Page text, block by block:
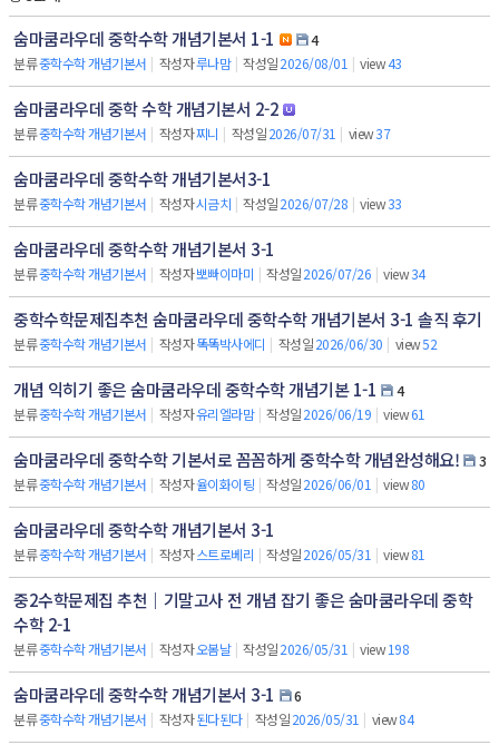
숨마쿰라우데 중학수학 개념기본서 1-1
4
분류중학수학 개념기본서 | 작성자루나맘 | 작성일2026/08/01 | view43
숨마쿰라우데 중학 수학 개념기본서 2-2
분류중학수학 개념기본서 | 작성자찌니 | 작성일2026/07/31 | view37
숨마쿰라우데 중학수학 개념기본서3-1
분류중학수학 개념기본서 | 작성자시금치 | 작성일2026/07/28 | view33
숨마쿰라우데 중학수학 개념기본서 3-1
분류중학수학 개념기본서 | 작성자뽀빠이마미 | 작성일2026/07/26 | view34
중학수학문제집추천 숨마쿰라우데 중학수학 개념기본서 3-1 솔직 후기
분류중학수학 개념기본서 | 작성자똑똑박사에디 | 작성일2026/06/30 | view52
개념 익히기 좋은 숨마쿰라우데 중학수학 개념기본 1-1
4
분류중학수학 개념기본서 | 작성자유리엘라맘 | 작성일2026/06/19 | view61
숨마쿰라우데 중학수학 기본서로 꼼꼼하게 중학수학 개념완성해요!
3
분류중학수학 개념기본서 | 작성자율이화이팅 | 작성일2026/06/01 | view80
숨마쿰라우데 중학수학 개념기본서 3-1
분류중학수학 개념기본서 | 작성자스트로베리 | 작성일2026/05/31 | view81
중2수학문제집 추천｜기말고사 전 개념 잡기 좋은 숨마쿰라우데 중학
수학 2-1
분류중학수학 개념기본서 | 작성자오봄날 | 작성일2026/05/31 | view198
숨마쿰라우데 중학수학 개념기본서 3-1
6
분류중학수학 개념기본서 | 작성자된다된다 | 작성일2026/05/31 | view84